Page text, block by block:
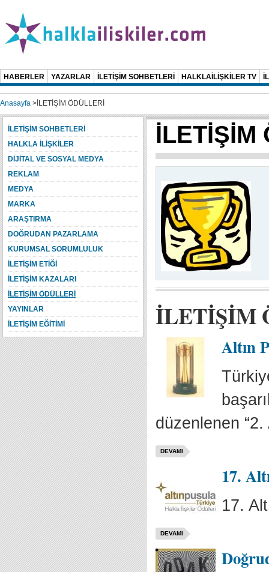
HABERLER YAZARLAR İLETİŞİM SOHBETLERİ HALKLAİLİŞKİLER TV
Anasayfa > İLETİŞİM ÖDÜLLERİ
İLETİŞİM
İLETİŞİM
Altın
düzenlenen
DEVAMI
17.
17.
DEVAMI
İLETİŞİM SOHBETLERİ
HALKLA İLİŞKİLER
DİJİTAL VE SOSYAL MEDYA
REKLAM
MEDYA
MARKA
ARAŞTIRMA
DOĞRUDAN PAZARLAMA
KURUMSAL SORUMLULUK
İLETİŞİM ETİĞİ
İLETİŞİM KAZALARI
İLETİŞİM ÖDÜLLERİ
YAYINLAR
İLETİŞİM EĞİTİMİ